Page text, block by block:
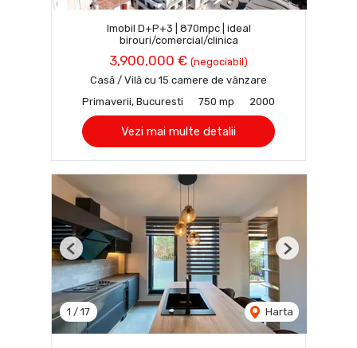
Imobil D+P+3 | 870mpc | ideal
birouri/comercial/clinica
3,900,000 € (negociabil)
Casă / Vilă cu 15 camere de vânzare
Primaverii, Bucuresti
750 mp 2000
Vezi mai multe detalii
1 / 17 Harta
Previous Next